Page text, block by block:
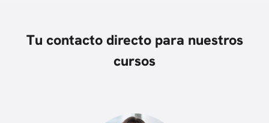
Tu contacto directo para nuestros
cursos